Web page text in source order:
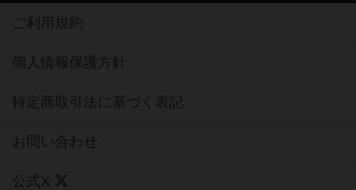
ご利用規約
個人情報保護方針
特定商取引法に基づく表記
お問い合わせ
公式X